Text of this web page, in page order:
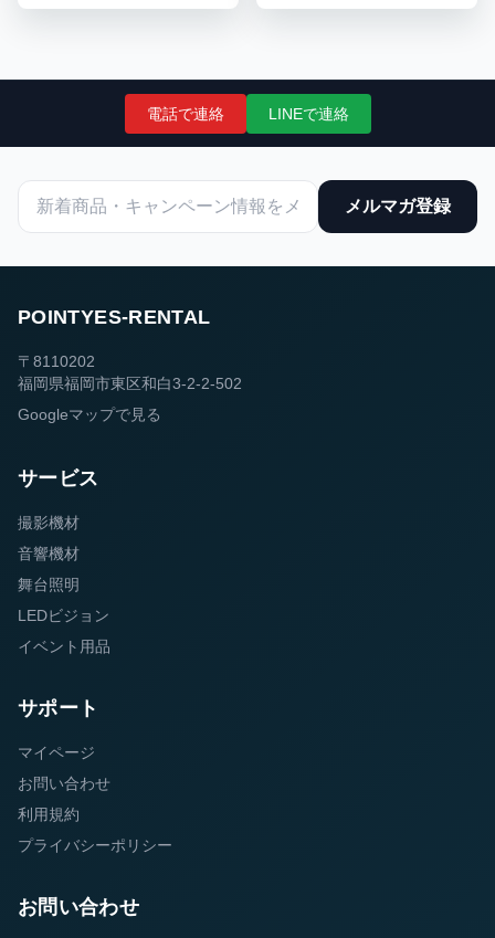
電話で連絡 LINEで連絡
メルマガ登録
POINTYES-RENTAL
〒8110202
福岡県福岡市東区和白3-2-2-502
Googleマップで見る
サービス
撮影機材
音響機材
舞台照明
LEDビジョン
イベント用品
サポート
マイページ
お問い合わせ
利用規約
プライバシーポリシー
お問い合わせ